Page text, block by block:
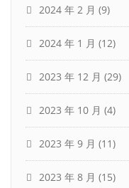
2024 年 2 月 (9)
2024 年 1 月 (12)
2023 年 12 月 (29)
2023 年 10 月 (4)
2023 年 9 月 (11)
2023 年 8 月 (15)